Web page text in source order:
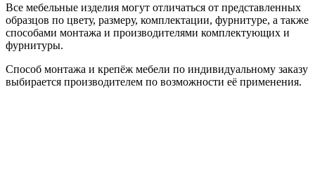
Все мебельные изделия могут отличаться от представленных
образцов по цвету, размеру, комплектации, фурнитуре, а также
способами монтажа и производителями комплектующих и
фурнитуры.
Способ монтажа и крепёж мебели по индивидуальному заказу
выбирается производителем по возможности её применения.